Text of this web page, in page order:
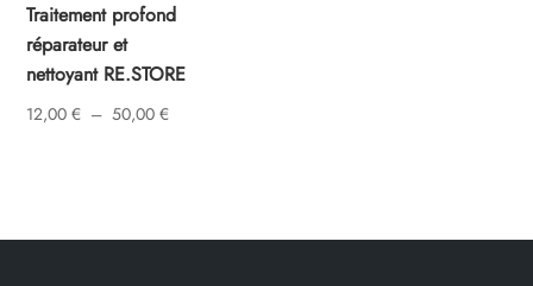
Traitement profond
réparateur et
nettoyant RE.STORE
12,00€ – 50,00€Plage
à